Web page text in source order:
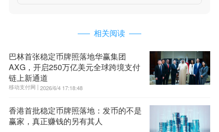
相关阅读
巴林首张稳定币牌照落地华赢集团
AXG，开启250万亿美元全球跨境支付
链上新通道
移动支付网 | 2026/6/4 17:18:48
香港首批稳定币牌照落地：发币的不是
赢家，真正赚钱的另有其人